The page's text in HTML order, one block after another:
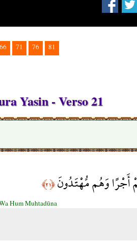
66 71 76 81
Yasin - Verso 21
أَجْرًا وَهُم مُّهْتَدُونَ﴿٢١﴾
Hum Muhtadūna